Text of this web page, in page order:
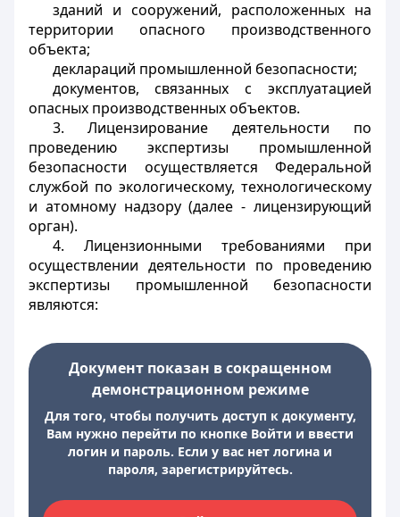
зданий и сооружений, расположенных на
территории опасного производственного
объекта;
деклараций промышленной безопасности;
документов, связанных с эксплуатацией
опасных производственных объектов.
3. Лицензирование деятельности по
проведению экспертизы промышленной
безопасности осуществляется Федеральной
службой по экологическому, технологическому
и атомному надзору (далее - лицензирующий
орган).
4. Лицензионными требованиями при
осуществлении деятельности по проведению
экспертизы промышленной безопасности
являются:
Документ показан в сокращенном
демонстрационном режиме
Для того, чтобы получить доступ к документу,
Вам нужно перейти по кнопке Войти и ввести
логин и пароль. Если у вас нет логина и
пароля, зарегистрируйтесь.